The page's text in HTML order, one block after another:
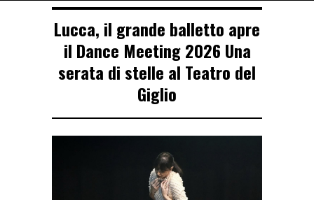
Lucca, il grande balletto apre
il Dance Meeting 2026 Una
serata di stelle al Teatro del
Giglio